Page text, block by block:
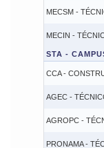
MECSM -
MECIN -
STA -
CCA -
AGEC -
AGROPC -
PRONAMA -